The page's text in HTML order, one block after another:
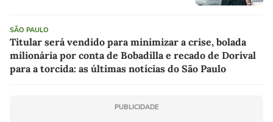
SÃO PAULO
Titular será vendido para minimizar a crise, bolada
milionária por conta de Bobadilla e recado de Dorival
para a torcida: as últimas notícias do São Paulo
PUBLICIDADE